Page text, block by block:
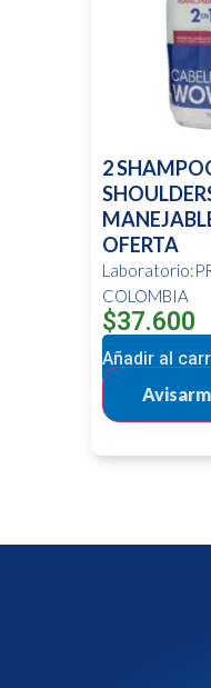
2
OFERTA
COLOMBIA
$37.600
Añadir al